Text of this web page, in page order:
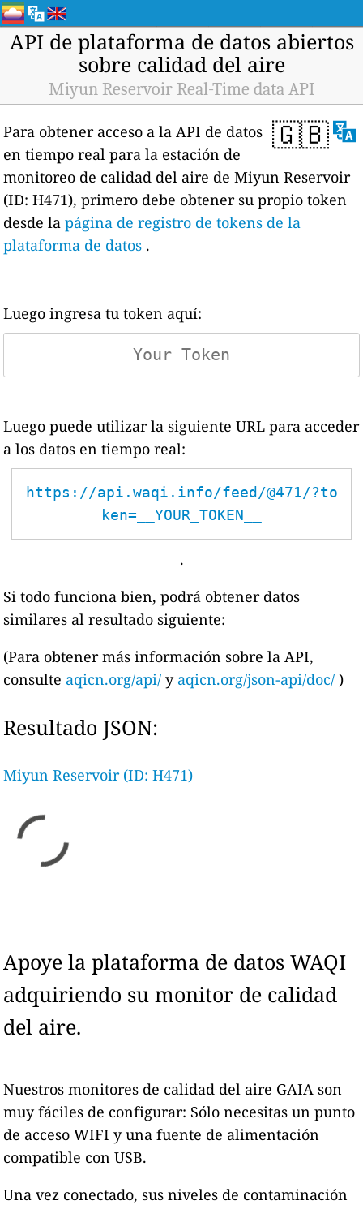
API de plataforma de datos abiertos
sobre calidad del aire
Miyun Reservoir Real-Time data API
🇬🇧
Para obtener acceso a la API de datos
en tiempo real para la estación de
monitoreo de calidad del aire de Miyun Reservoir
(ID: H471), primero debe obtener su propio token
desde lapágina de registro de tokens de la
plataforma de datos .
Luego ingresa tu token aquí:
Luego puede utilizar la siguiente URL para acceder
a los datos en tiempo real:
https://api.waqi.info/feed/@471/?to
ken=__YOUR_TOKEN__
.
Si todo funciona bien, podrá obtener datos
similares al resultado siguiente:
(Para obtener más información sobre la API,
consulte aqicn.org/api/ y aqicn.org/json-api/doc/ )
Resultado JSON:
Miyun Reservoir (ID: H471)
Apoye la plataforma de datos WAQI
adquiriendo su monitor de calidad
del aire.
Nuestros monitores de calidad del aire GAIA son
muy fáciles de configurar: Sólo necesitas un punto
de acceso WIFI y una fuente de alimentación
compatible con USB.
Una vez conectado, sus niveles de contaminación